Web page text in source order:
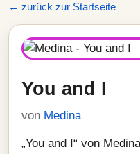
← zurück zur Startseite
You and I
von Medina
„You and I“ von